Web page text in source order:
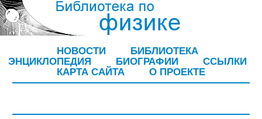
НОВОСТИ
БИБЛИОТЕКА
ЭНЦИКЛОПЕДИЯ
БИОГРАФИИ
ССЫЛКИ
КАРТА САЙТА
О ПРОЕКТЕ